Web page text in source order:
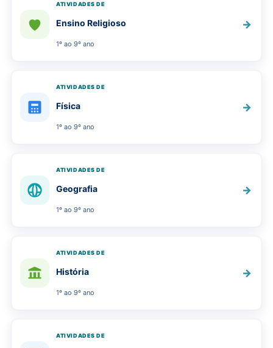
ATIVIDADES DE
Ensino Religioso
1º ao 9º ano
→
ATIVIDADES DE
Física
1º ao 9º ano
→
ATIVIDADES DE
Geografia
1º ao 9º ano
→
ATIVIDADES DE
História
1º ao 9º ano
→
ATIVIDADES DE